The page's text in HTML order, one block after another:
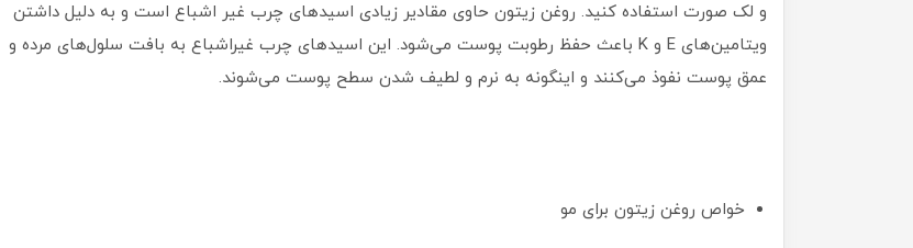
و لک صورت استفاده کنید. روغن زیتون حاوی مقادیر زیادی اسیدهای چرب غیر اشباع است و به دلیل داشتن
ویتامین‌های E و K باعث حفظ رطوبت پوست می‌شود. این اسیدهای چرب غیراشباع به بافت سلول‌های مرده و
عمق پوست نفوذ می‌کنند و اینگونه به نرم و لطیف شدن سطح پوست می‌شوند.
خواص روغن زیتون برای مو